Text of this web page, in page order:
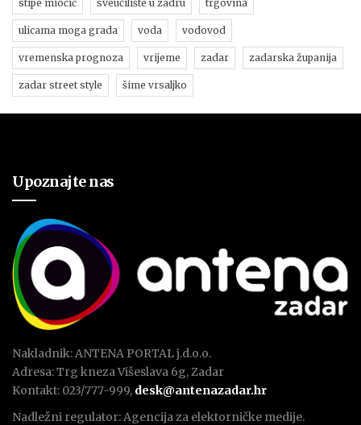
stipe miočić sveučilište u zadru trgovina
ulicama moga grada voda vodovod
vremenska prognoza vrijeme zadar zadarska županija
zadar street style šime vrsaljko
Upoznajte nas
Nakladnik: ANTENA PORTAL j.d.o.o.
Adresa: Trg kneza Višeslava 6g, Zadar
Kontakt: 023/777-999, desk@antenazadar.hr
Nadležni regulator: Agencija za elektorničke medije.